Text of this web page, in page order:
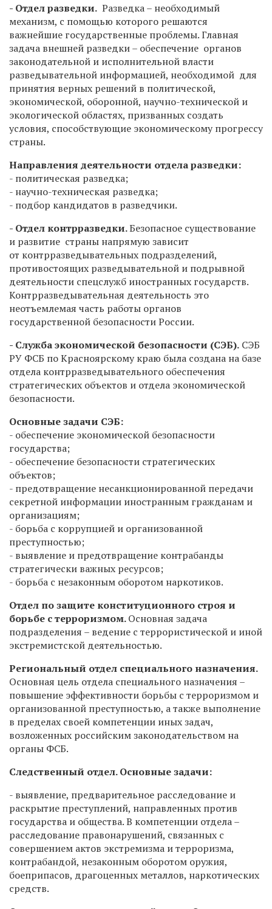
- Отдел разведки. Разведка – необходимый
механизм, с помощью которого решаются
важнейшие государственные проблемы. Главная
задача внешней разведки – обеспечение органов
законодательной и исполнительной власти
разведывательной информацией, необходимой для
принятия верных решений в политической,
экономической, оборонной, научно-технической и
экологической областях, призванных создать
условия, способствующие экономическому прогрессу
страны.
Направления деятельности отдела разведки:
- политическая разведка;
- научно-техническая разведка;
- подбор кандидатов в разведчики.
- Отдел контрразведки.Безопасное существование
и развитие страны напрямую зависит
от контрразведывательных подразделений,
противостоящих разведывательной и подрывной
деятельности спецслужб иностранных государств.
Контрразведывательная деятельность это
неотъемлемая часть работы органов
государственной безопасности России.
- Служба экономической безопасности (СЭБ). СЭБ
РУ ФСБ по Красноярскому краю была создана на базе
отдела контрразведывательного обеспечения
стратегических объектов и отдела экономической
безопасности.
Основные задачи СЭБ:
- обеспечение экономической безопасности
государства;
- обеспечение безопасности стратегических
объектов;
- предотвращение несанкционированной передачи
секретной информации иностранным гражданам и
организациям;
- борьба с коррупцией и организованной
преступностью;
- выявление и предотвращение контрабанды
стратегически важных ресурсов;
- борьба с незаконным оборотом наркотиков.
Отдел по защите конституционного строя и
борьбе с терроризмом.Основная задача
подразделения – ведение с террористической и иной
экстремистской деятельностью.
Региональный отдел специального назначения.
Основная цель отдела специального назначения –
повышение эффективности борьбы с терроризмом и
организованной преступностью, а также выполнение
в пределах своей компетенции иных задач,
возложенных российским законодательством на
органы ФСБ.
Следственный отдел. Основные задачи:
- выявление, предварительное расследование и
раскрытие преступлений, направленных против
государства и общества. В компетенции отдела –
расследование правонарушений, связанных с
совершением актов экстремизма и терроризма,
контрабандой, незаконным оборотом оружия,
боеприпасов, драгоценных металлов, наркотических
средств.